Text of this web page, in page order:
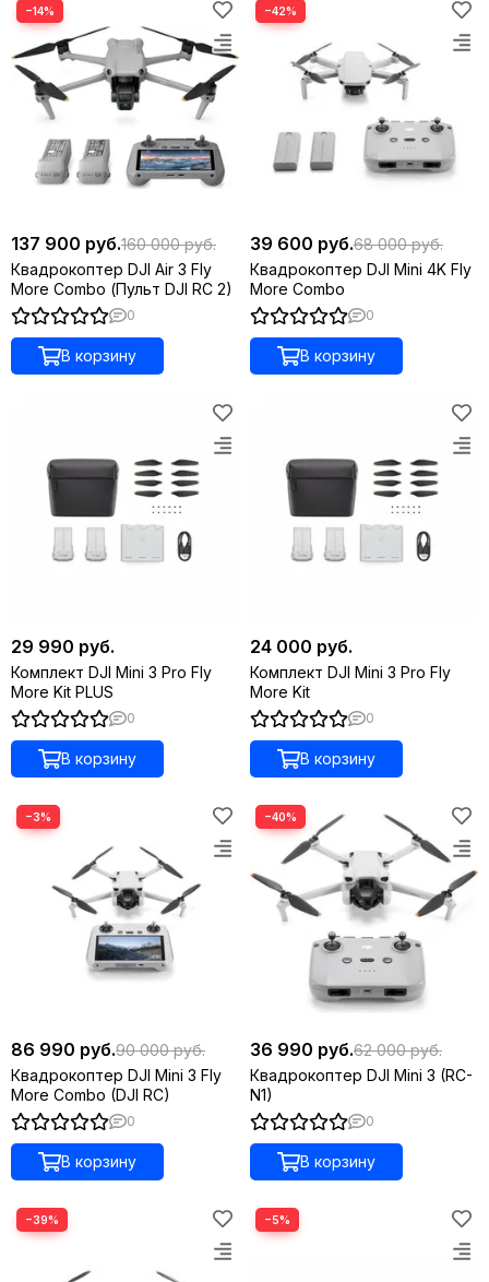
−14%
137 900 руб.160 000 руб.
Квадрокоптер DJI Air 3 Fly
More Combo (Пульт DJI RC 2)
0
В корзину
−42%
39 600 руб.68 000 руб.
Квадрокоптер DJI Mini 4K Fly
More Combo
0
В корзину
29 990 руб.
Комплект DJI Mini 3 Pro Fly
More Kit PLUS
0
В корзину
24 000 руб.
Комплект DJI Mini 3 Pro Fly
More Kit
0
В корзину
−3%
86 990 руб.90 000 руб.
Квадрокоптер DJI Mini 3 Fly
More Combo (DJI RC)
0
В корзину
−40%
36 990 руб.62 000 руб.
Квадрокоптер DJI Mini 3 (RC-
N1)
0
В корзину
−39% −5%